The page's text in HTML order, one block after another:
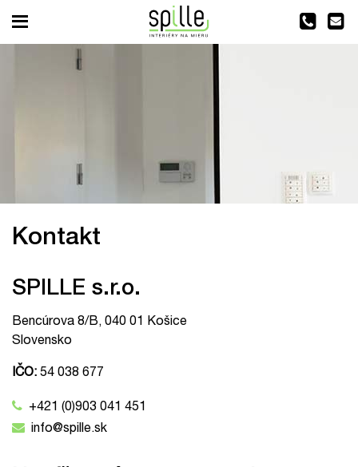
Kontakt
SPILLE s.r.o.
Bencúrova 8/B, 040 01 Košice
Slovensko
IČO: 54 038 677
+421 (0)903 041 451
info@spille.sk